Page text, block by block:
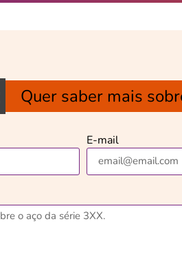
Quer saber mais
E-mail